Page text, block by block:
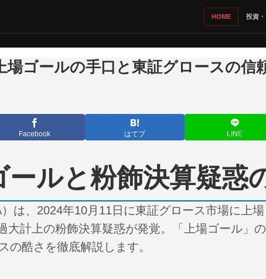
HOME 投資
場ゴールの手口と東証グロースの信
Facebook はてブ LINE
ルと粉飾決算疑惑
は、2024年10月11日に東証グロース市場に上
大計上の粉飾決算疑惑が発覚。「上場ゴール」
の酷さを徹底解説します。